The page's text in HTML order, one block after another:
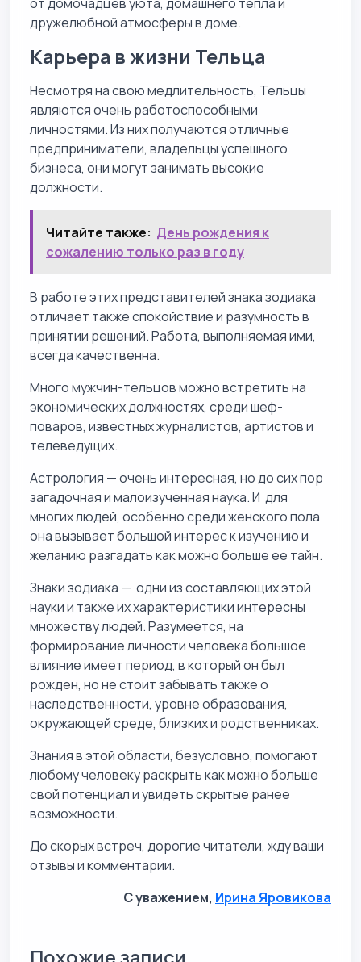
дружелюбной атмосферы в доме.
Карьера в жизни Тельца
Несмотря на свою медлительность, Тельцы
являются очень работоспособными
личностями. Из них получаются отличные
предприниматели, владельцы успешного
бизнеса, они могут занимать высокие
должности.
Читайте также: День рождения к
сожалению только раз в году
В работе этих представителей знака зодиака
отличает также спокойствие и разумность в
принятии решений. Работа, выполняемая ими,
всегда качественна.
Много мужчин-тельцов можно встретить на
экономических должностях, среди шеф-
поваров, известных журналистов, артистов и
телеведущих.
Астрология — очень интересная, но до сих пор
загадочная и малоизученная наука. И для
многих людей, особенно среди женского пола
она вызывает большой интерес к изучению и
желанию разгадать как можно больше ее тайн.
Знаки зодиака — одни из составляющих этой
науки и также их характеристики интересны
множеству людей. Разумеется, на
формирование личности человека большое
влияние имеет период, в который он был
рожден, но не стоит забывать также о
наследственности, уровне образования,
окружающей среде, близких и родственниках.
Знания в этой области, безусловно, помогают
любому человеку раскрыть как можно больше
свой потенциал и увидеть скрытые ранее
возможности.
До скорых встреч, дорогие читатели, жду ваши
отзывы и комментарии.
С уважением, Ирина Яровикова
Похожие записи